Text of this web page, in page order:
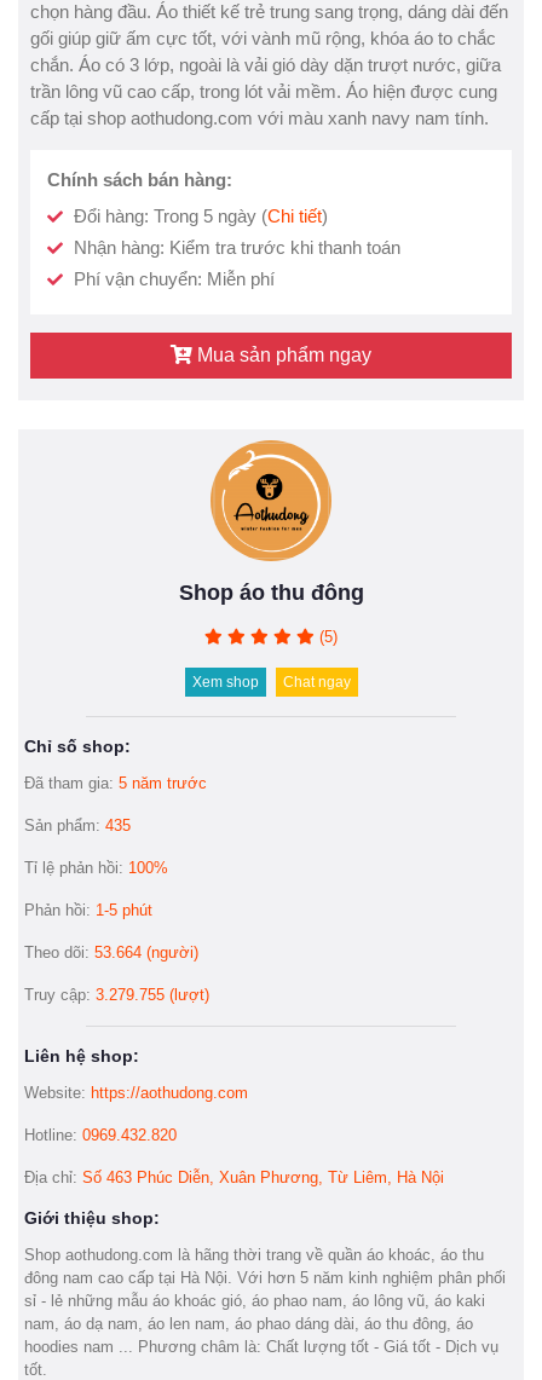
chọn hàng đầu. Áo thiết kế trẻ trung sang trọng, dáng dài đến
gối giúp giữ ấm cực tốt, với vành mũ rộng, khóa áo to chắc
chắn. Áo có 3 lớp, ngoài là vải gió dày dặn trượt nước, giữa
trần lông vũ cao cấp, trong lót vải mềm. Áo hiện được cung
cấp tại shop aothudong.com với màu xanh navy nam tính.
Chính sách bán hàng:
Đổi hàng: Trong 5 ngày (Chi tiết)
Nhận hàng: Kiểm tra trước khi thanh toán
Phí vận chuyển: Miễn phí
Mua sản phẩm ngay
Shop áo thu đông
(5)
Xem shop Chat ngay
Chỉ số shop:
Đã tham gia: 5 năm trước
Sản phẩm: 435
Tỉ lệ phản hồi: 100%
Phản hồi: 1-5 phút
Theo dõi: 53.664 (người)
Truy cập: 3.279.755 (lượt)
Liên hệ shop:
Website: https://aothudong.com
Hotline: 0969.432.820
Địa chỉ: Số 463 Phúc Diễn, Xuân Phương, Từ Liêm, Hà Nội
Giới thiệu shop:
Shop aothudong.com là hãng thời trang về quần áo khoác, áo thu
đông nam cao cấp tại Hà Nội. Với hơn 5 năm kinh nghiệm phân phối
sỉ - lẻ những mẫu áo khoác gió, áo phao nam, áo lông vũ, áo kaki
nam, áo dạ nam, áo len nam, áo phao dáng dài, áo thu đông, áo
hoodies nam ... Phương châm là: Chất lượng tốt - Giá tốt - Dịch vụ
tốt.